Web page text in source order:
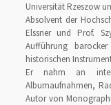
Universität Rzeszow
Absolvent der
Elssner und Prof.
Aufführung
historischen
Er nahm an
Albumaufnahmen,
Autor von